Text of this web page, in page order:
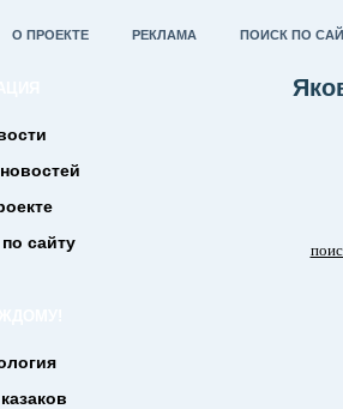
О ПРОЕКТЕ РЕКЛАМА ПОИСК ПО
сайту